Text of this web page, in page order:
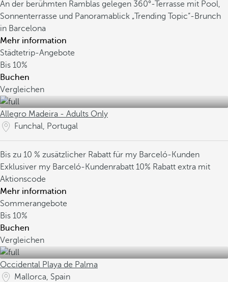
An der berühmten Ramblas gelegen 360°-Terrasse mit Pool,
Sonnenterrasse und Panoramablick „Trending Topic“-Brunch
in Barcelona
Mehr information
Städtetrip-Angebote
Bis 10%
Buchen
Vergleichen
Allegro Madeira - Adults Only
Funchal, Portugal
Bis zu 10 % zusätzlicher Rabatt für my Barceló-Kunden
Exklusiver my Barceló-Kundenrabatt 10% Rabatt extra mit
Aktionscode
Mehr information
Sommerangebote
Bis 10%
Buchen
Vergleichen
Occidental Playa de Palma
Mallorca, Spain